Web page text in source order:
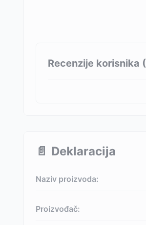
Recenzije korisnika (
📄 Deklaracija
Naziv proizvoda:
Proizvođač: